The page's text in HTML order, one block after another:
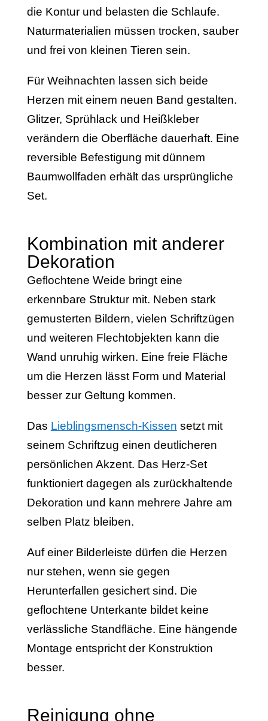
die Kontur und belasten die Schlaufe.
Naturmaterialien müssen trocken, sauber
und frei von kleinen Tieren sein.
Für Weihnachten lassen sich beide
Herzen mit einem neuen Band gestalten.
Glitzer, Sprühlack und Heißkleber
verändern die Oberfläche dauerhaft. Eine
reversible Befestigung mit dünnem
Baumwollfaden erhält das ursprüngliche
Set.
Kombination mit anderer
Dekoration
Geflochtene Weide bringt eine
erkennbare Struktur mit. Neben stark
gemusterten Bildern, vielen Schriftzügen
und weiteren Flechtobjekten kann die
Wand unruhig wirken. Eine freie Fläche
um die Herzen lässt Form und Material
besser zur Geltung kommen.
Das Lieblingsmensch-Kissen setzt mit
seinem Schriftzug einen deutlicheren
persönlichen Akzent. Das Herz-Set
funktioniert dagegen als zurückhaltende
Dekoration und kann mehrere Jahre am
selben Platz bleiben.
Auf einer Bilderleiste dürfen die Herzen
nur stehen, wenn sie gegen
Herunterfallen gesichert sind. Die
geflochtene Unterkante bildet keine
verlässliche Standfläche. Eine hängende
Montage entspricht der Konstruktion
besser.
Reinigung ohne